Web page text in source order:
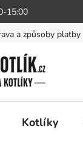
15:00
a způsoby platby
Kotlíky